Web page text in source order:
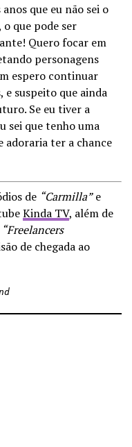
que eu não sei o
que pode ser
Quero focar em
personagens
espero continuar
suspeito que ainda
Se eu tiver a
sei que tenho uma
adoraria ter a chance
de “Carmilla”e
Kinda TV, além de
“Freelancers
de chegada ao